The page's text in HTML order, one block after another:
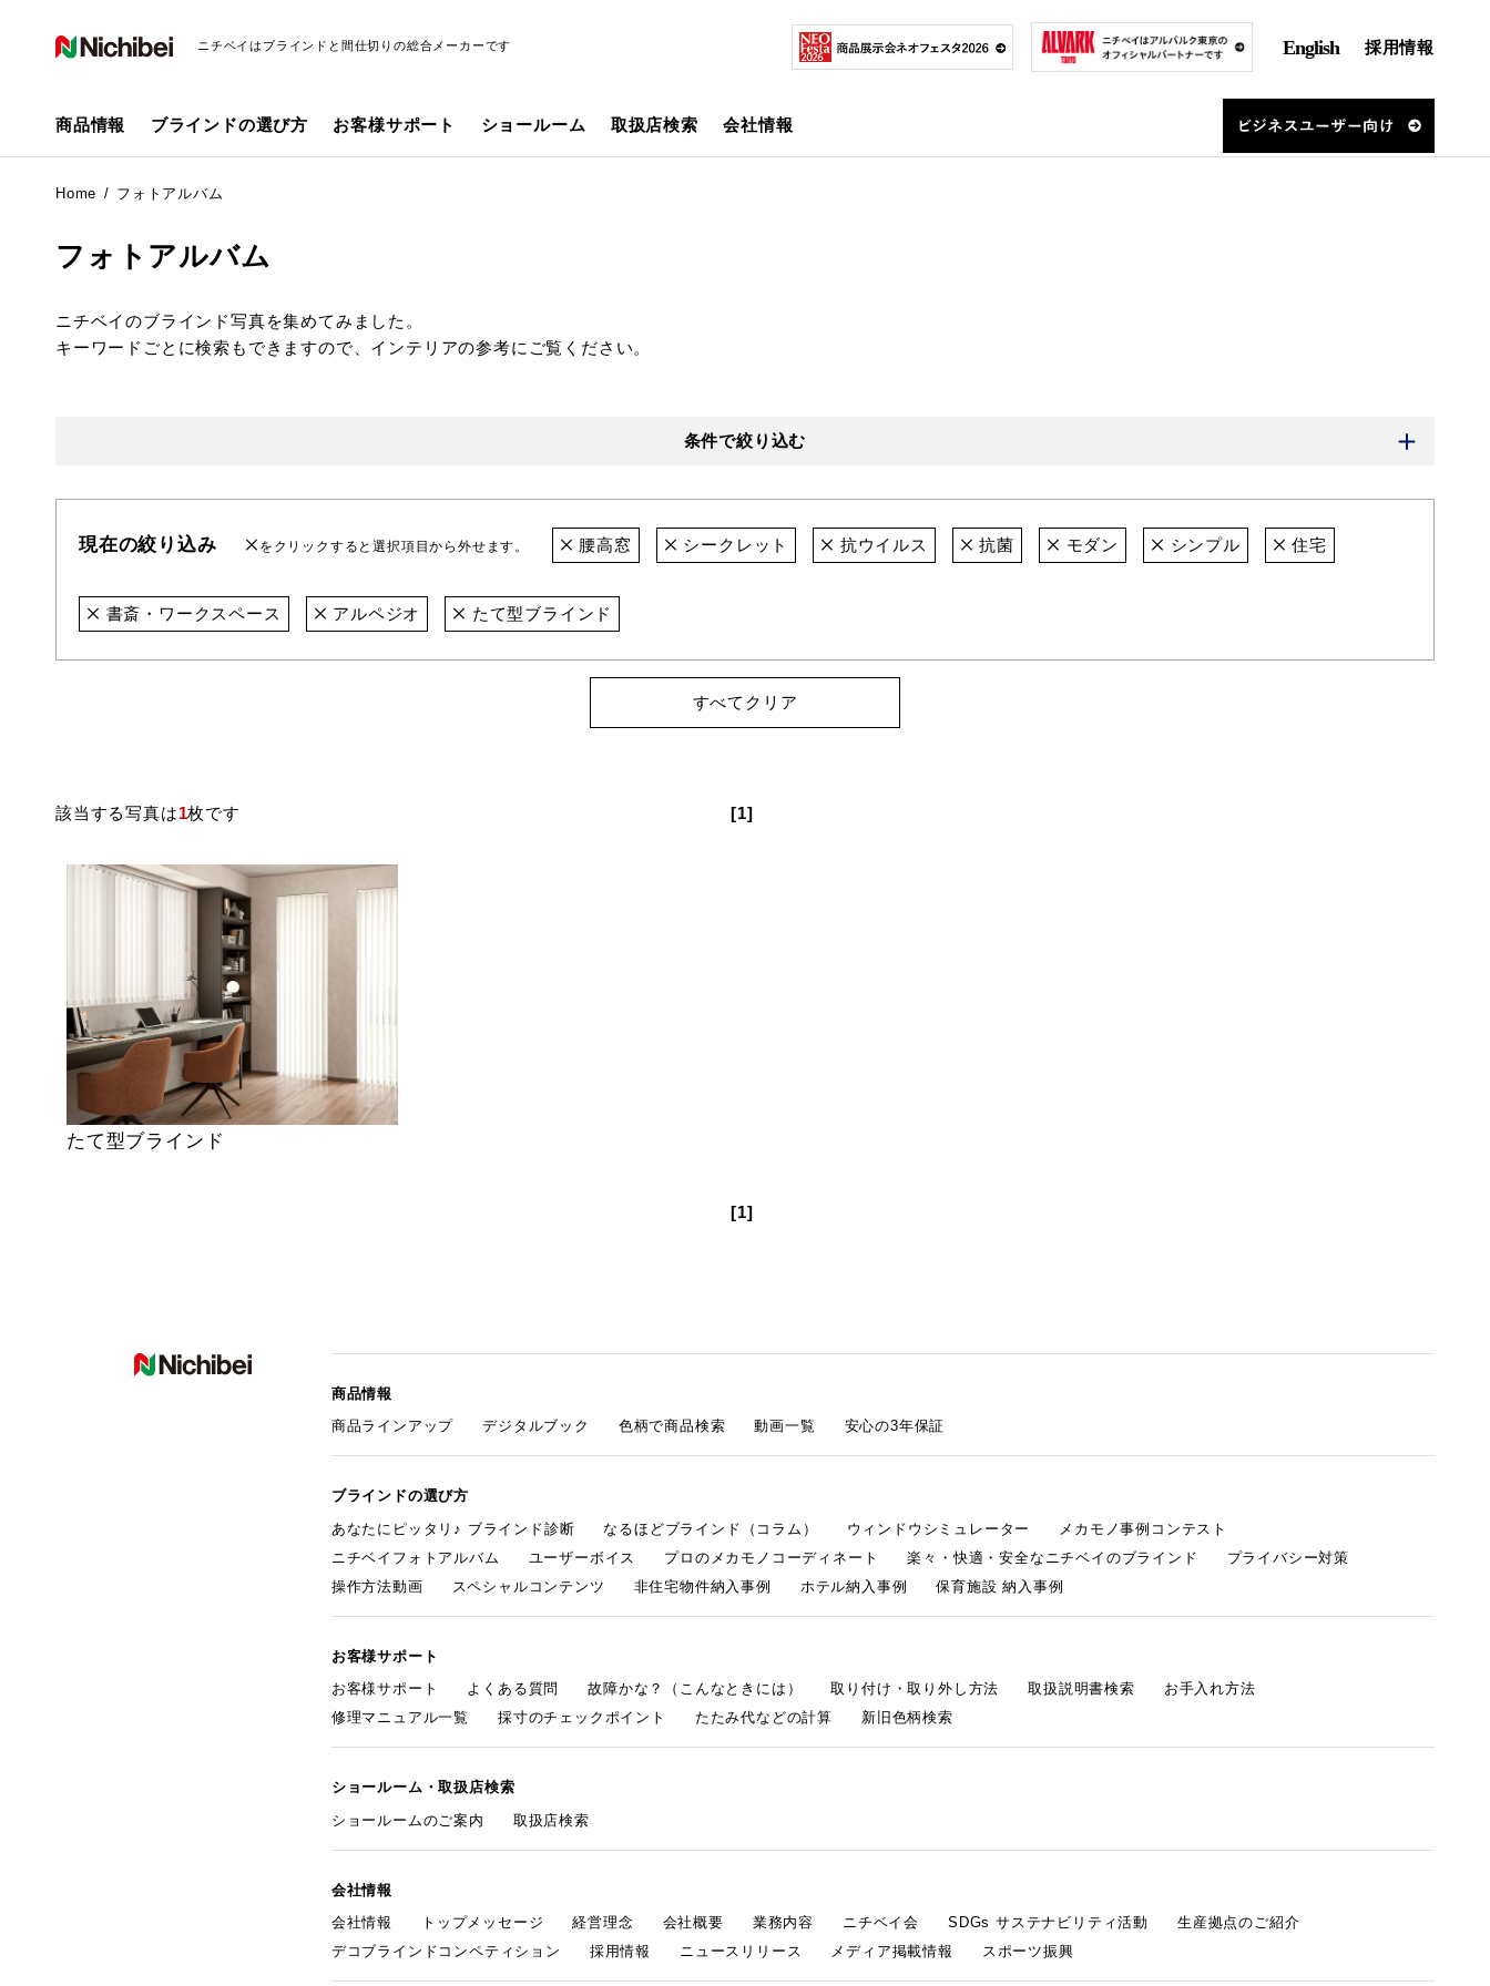
ニチベイはブラインドと間仕切りの総合メーカーです English 採用情報
商品情報 ブラインドの選び方 お客様サポート ショールーム 取扱店検索 会社情報
Home フォトアルバム
フォトアルバム
ニチベイのブラインド写真を集めてみました。
キーワードごとに検索もできますので、インテリアの参考にご覧ください。
条件で絞り込む
現在の絞り込み をクリックすると選択項目から外せます。 腰高窓 シークレット 抗ウイルス 抗菌 モダン シンプル 住宅
書斎・ワークスペース アルペジオ たて型ブラインド
すべてクリア
該当する写真は1枚です [1]
たて型ブラインド
[1]
商品情報
商品ラインアップ
デジタルブック 色柄で商品検索 動画一覧 安心の3年保証
ブラインドの選び方
あなたにピッタリ♪ ブラインド診断
なるほどブラインド（コラム） ウィンドウシミュレーター
メカモノ事例コンテスト
ニチベイフォトアルバム
ユーザーボイス プロのメカモノコーディネート 楽々・快適・安全なニチベイのブラインド
プライバシー対策
操作方法動画
スペシャルコンテンツ 非住宅物件納入事例 ホテル納入事例 保育施設 納入事例
お客様サポート
お客様サポート
よくある質問 故障かな？（こんなときには） 取り付け・取り外し方法 取扱説明書検索
お手入れ方法
修理マニュアル一覧
採寸のチェックポイント たたみ代などの計算 新旧色柄検索
ショールーム・取扱店検索
ショールームのご案内
取扱店検索
会社情報
会社情報
トップメッセージ 経営理念 会社概要 業務内容 ニチベイ会 SDGs サステナビリティ活動
生産拠点のご紹介
デコブラインドコンペティション
採用情報 ニュースリリース メディア掲載情報 スポーツ振興